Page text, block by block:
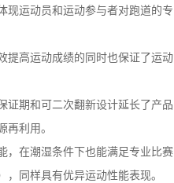
现运动员和运动参与者对跑道的专
提高运动成绩的同时也保证了运动
证期和可二次翻新设计延长了产品
利用。
，在潮湿条件下也能满足专业比赛
同样具有优异运动性能表现。